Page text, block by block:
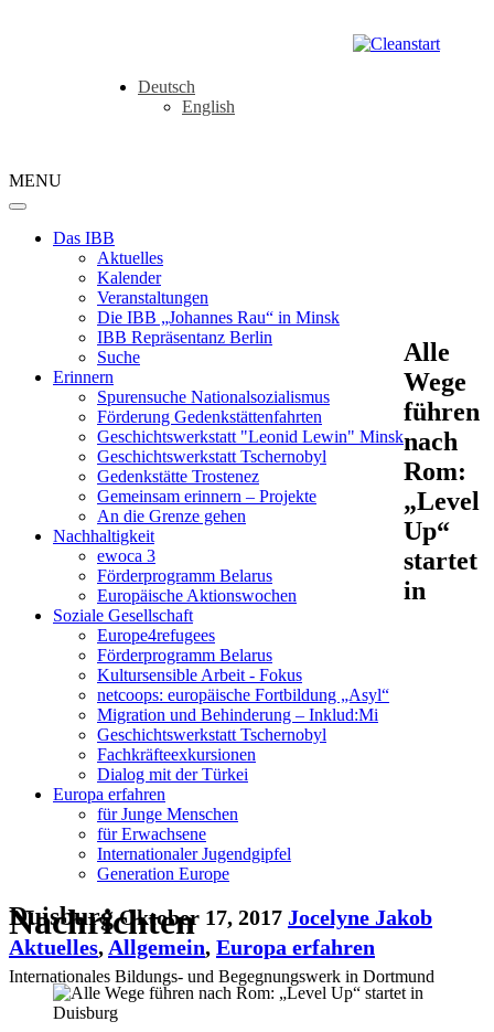
Deutsch
English
MENU
Das IBB
Aktuelles
Kalender
Veranstaltungen
Die IBB „Johannes Rau“ in Minsk
IBB Repräsentanz Berlin
Suche
Erinnern
Spurensuche Nationalsozialismus
Förderung Gedenkstättenfahrten
Geschichtswerkstatt "Leonid Lewin" Minsk
Geschichtswerkstatt Tschernobyl
Gedenkstätte Trostenez
Gemeinsam erinnern – Projekte
An die Grenze gehen
Nachhaltigkeit
ewoca 3
Förderprogramm Belarus
Europäische Aktionswochen
Soziale Gesellschaft
Europe4refugees
Förderprogramm Belarus
Kultursensible Arbeit - Fokus
netcoops: europäische Fortbildung „Asyl“
Migration und Behinderung – Inklud:Mi
Geschichtswerkstatt Tschernobyl
Fachkräfteexkursionen
Dialog mit der Türkei
Europa erfahren
für Junge Menschen
für Erwachsene
Internationaler Jugendgipfel
Generation Europe
Nachrichten
Internationales Bildungs- und Begegnungswerk in Dortmund
Alle
Wege
führen
nach
Rom:
„Level
Up“
startet
in
DuisburgOktober 17, 2017 Jocelyne Jakob
Aktuelles,Allgemein, Europa erfahren